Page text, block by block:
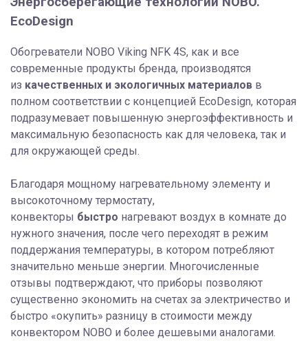
EcoDesign
Обогреватели NOBO Viking NFK 4S, как и все
современные продукты бренда, производятся
из качественных и экологичных материалов в
полном соответствии с концепцией EcoDesign, которая
подразумевает повышенную энергоэффективность и
максимальную безопасность как для человека, так и
для окружающей среды.
Благодаря мощному нагревательному элементу и
высокоточному термостату,
конвекторы быстро нагревают воздух в комнате до
нужного значения, после чего переходят в режим
поддержания температуры, в котором потребляют
значительно меньше энергии. Многочисленные
отзывы подтверждают, что приборы позволяют
существенно экономить на счетах за электричество и
быстро «окупить» разницу в стоимости между
конвектором NOBO и более дешевыми аналогами.